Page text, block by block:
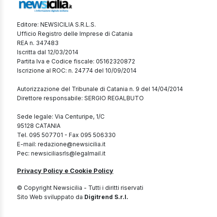
Editore: NEWSICILIA S.R.L.S.
Ufficio Registro delle Imprese di Catania
REA n. 347483
Iscritta dal 12/03/2014
Partita Iva e Codice fiscale: 05162320872
Iscrizione al ROC: n. 24774 del 10/09/2014
Autorizzazione del Tribunale di Catania n. 9 del 14/04/2014
Direttore responsabile: SERGIO REGALBUTO
Sede legale: Via Centuripe, 1/C
95128 CATANIA
Tel. 095 507701 - Fax 095 506330
E-mail: redazione@newsicilia.it
Pec: newsiciliasrls@legalmail.it
Privacy Policy e Cookie Policy
© Copyright Newsicilia - Tutti i diritti riservati
Sito Web sviluppato da Digitrend S.r.l.